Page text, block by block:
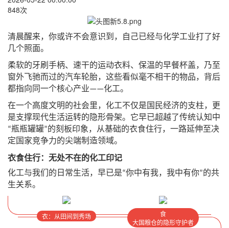
848次
清晨醒来，你或许不会意识到，自己已经与化学工业打了好
几个照面。
柔软的牙刷手柄、速干的运动衣料、保温的早餐杯盖，乃至
窗外飞驰而过的汽车轮胎，这些看似毫不相干的物品，背后
都指向同一个核心产业——化工。
在一个高度文明的社会里，化工不仅是国民经济的支柱，更
是支撑现代生活运转的隐形骨架。它早已超越了传统认知中
“瓶瓶罐罐”的刻板印象，从基础的衣食住行，一路延伸至决
定国家竞争力的尖端制造领域。
衣食住行：无处不在的化工印记
化工与我们的日常生活，早已是“你中有我，我中有你”的共
生关系。
衣：从田间到秀场
食
大国粮仓的隐形守护者